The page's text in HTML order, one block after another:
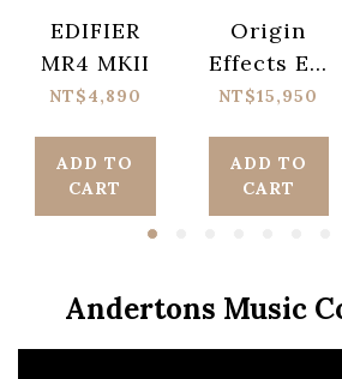
EDIFIER
MR4 MKII
NT$4,890
ADD TO
CART
Origin
Effects EQ
Deluxe
NT$15,950
ADD TO
CART
Andertons Music